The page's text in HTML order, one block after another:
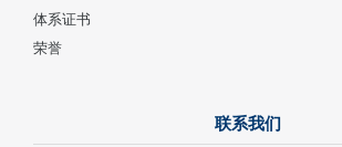
体系证书
荣誉
联系我们